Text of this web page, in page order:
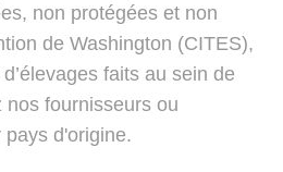
non protégées et non
de Washington (CITES),
faits au sein de
nos fournisseurs ou
d'origine.